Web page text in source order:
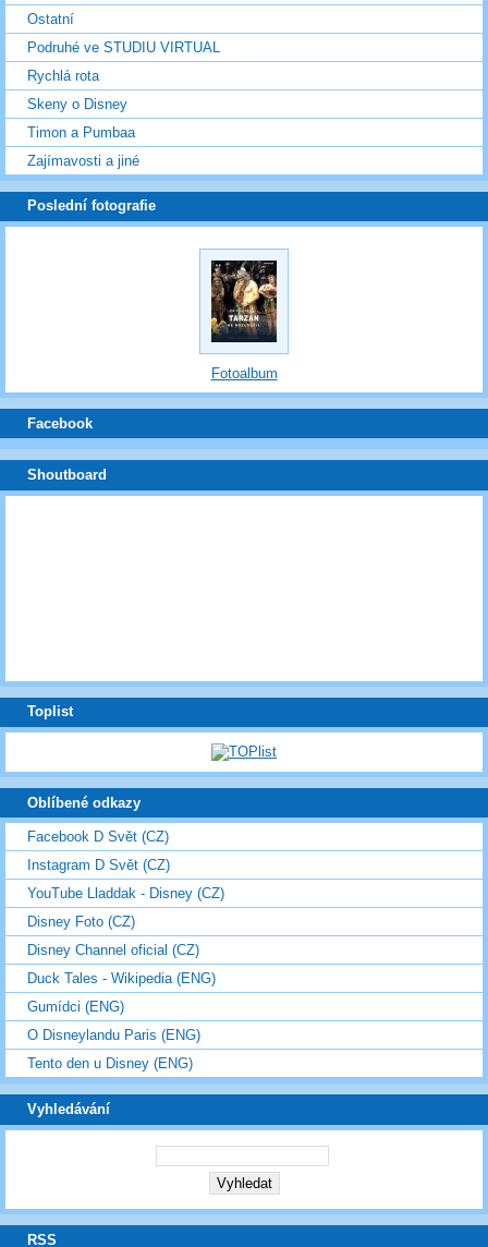
Ostatní
Podruhé ve STUDIU VIRTUAL
Rychlá rota
Skeny o Disney
Timon a Pumbaa
Zajímavosti a jiné
Poslední fotografie
Fotoalbum
Facebook
Shoutboard
Toplist
Oblíbené odkazy
Facebook D Svět (CZ)
Instagram D Svět (CZ)
YouTube Lladdak - Disney (CZ)
Disney Foto (CZ)
Disney Channel oficial (CZ)
Duck Tales - Wikipedia (ENG)
Gumídci (ENG)
O Disneylandu Paris (ENG)
Tento den u Disney (ENG)
Vyhledávání
RSS